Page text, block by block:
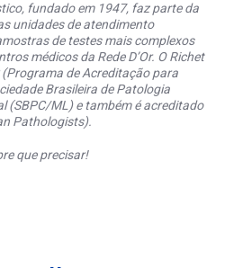
fundado em 1947, faz parte da
unidades de atendimento
de testes mais complexos
médicos da Rede D’Or. O Richet
de Acreditação para
Brasileira de Patologia
(SBPC/ML) e também é acreditado
Pathologists).
que precisar!